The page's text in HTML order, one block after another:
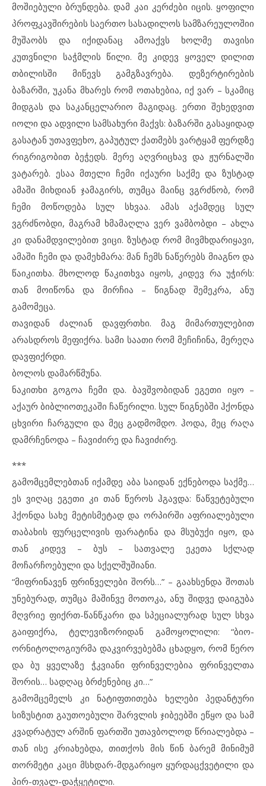
მოშიებული ბრუნდება. დამ კაი კერძები იცის. ყოფილი
პროფკავშირების საერთო სასადილოს სამზარეულოშიი
მუშაობს და იქიდანაც ამოაქვს ხოლმე თავისი
კუთვნილი საჭმლის წილი. მე კიდევ ყოველ დილით
თბილისში მიწევს გამგზავრება. დეზერტირების
ბაზარში, უკანა მხარეს რომ ოთახებია, იქ ვარ – სკამიც
მიდგას და საკანცელარიო მაგიდაც. ერთი შეხედვით
იოლი და ადვილი სამსახური მაქვს: ბაზარში გასაყიდად
გასატან უთავფეხო, გაპუტულ ქათმებს ვარტყამ ფერდზე
რიგრიგობით ბეჭედს. მერე აღვრიცხავ და ჟურნალში
ვატარებ. ესაა მთელი ჩემი იქაური საქმე და ზუსტად
ამაში მიხდიან ჯამაგირს, თუმცა მაინც ვგრძნობ, რომ
ჩემი მოწოდება სულ სხვაა. ამას აქამდეც სულ
ვგრძნობდი, მაგრამ ხმამაღლა ვერ ვამბობდი – ახლა
კი დანამდვილებით ვიცი. ზუსტად რომ მივმხდარიყავი,
ამაში ჩემი და დამეხმარა: მან ჩემს ნაწერებს მიაგნო და
წაიკითხა. მხოლოდ წაკითხვა იყოს, კიდევ რა უჭირს:
თან მოიწონა და მირჩია – წიგნად შემეკრა, ანუ
გამომეცა.
თავიდან ძალიან დავფრთხი. მაგ მიმართულებით
არასდროს მეფიქრა. სამი საათი რომ მეჩიჩინა, მერეღა
დავფიქრდი.
ბოლოს დამარწმუნა.
ნაკითხი გოგოა ჩემი და. ბავშვობიდან ეგეთი იყო –
აქაურ ბიბლიოთეკაში ჩაწერილი. სულ წიგნებში ჰქონდა
ცხვირი ჩარგული და მეც გადმომდო. ჰოდა, მეც რაღა
დამრჩენოდა – ჩავიძირე და ჩავიძირე.
***
გამომცემლებთან იქამდე აბა საიდან ექნებოდა საქმე…
ეს ვიღაც ეგეთი კი თან წეროს ჰგავდა: წაწვეტებული
ჰქონდა სახე მეტისმეტად და ორპირში აფრიალებული
თაბახის ფურცელივის ფარატინა და მსუბუქი იყო, და
თან კიდევ – ბუს – სათვალე ეკეთა სქლად
მოჩარჩოებული და სქელშუშიანი.
“მიფრინავენ ფრინველები შორს…” – გაახსენდა შოთას
უნებურად, თუმცა მაშინვე მოთოკა, ანუ შიდვე დაიგუბა
მღვრიე ფიქრთ-წანწკარი და სპეციალურად სულ სხვა
გაიფიქრა, ტელევიზორიდან გამოყოლილი: “ბიო-
ორნიტოლოგიურმა დაკვირვებებმა ცხადყო, რომ წერო
და ბუ ყველაზე ჭკვიანი ფრინველებია ფრინველთა
შორის… სადღაც ბრძენებიც კი…”
გამომცემელს კი ნატიფთითება ხელები პედანტური
სიზუსტით გაუთოებული შარვლის ჯიბეებში ეწყო და სამ
კვადრატულ არშინ ფართში უთავბოლოდ წრიალებდა –
თან ისე კრიახებდა, თითქოს მის წინ ბარემ მინიმუმ
თორმეტი კაცი მსხდარ-მდგარიყო ყურდაცქვეტილი და
პირ-თვალ-დაჭყეტილი.